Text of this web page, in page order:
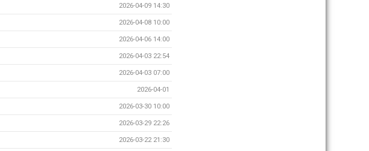
2026-04-09 14:30
2026-04-08 10:00
2026-04-06 14:00
2026-04-03 22:54
2026-04-03 07:00
2026-04-01
2026-03-30 10:00
2026-03-29 22:26
2026-03-22 21:30